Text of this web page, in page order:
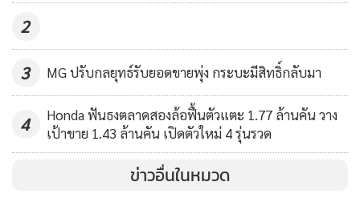
สำหรับการต่อยอดไอเดียการใช้รถในเชิงผู้ประกอบการรุ่นใหม่ที่
สนใจต้องการมีธุรกิจเป็นของตนเอง เรามีที่ปรึกษาการขายพร้อม
บริการให้คำปรึกษาเกี่ยวกับการออกแบบและตกแต่ง SUZUKI
ราคา สเปค ยังไม่เคาะ
2
3 MG ปรับกลยุทธ์รับยอดขายพุ่ง กระบะมีสิทธิ์กลับมา
4
Honda ฟันธงตลาดสองล้อฟื้นตัวแตะ 1.77 ล้านคัน วาง
เป้าขาย 1.43 ล้านคัน เปิดตัวใหม่ 4 รุ่นรวด
ข่าวอื่นในหมวด